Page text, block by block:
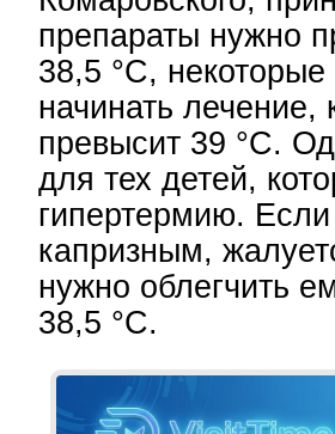
препараты нужно
38,5 °С,
начинать лечение,
превысит 39 °С.
для тех детей,
гипертермию.
капризным,
нужно облегчить
38,5 °С.